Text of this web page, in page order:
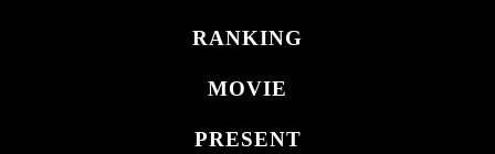
RANKING
MOVIE
PRESENT